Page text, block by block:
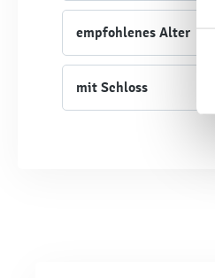
empfohlenes Alter
mit Schloss